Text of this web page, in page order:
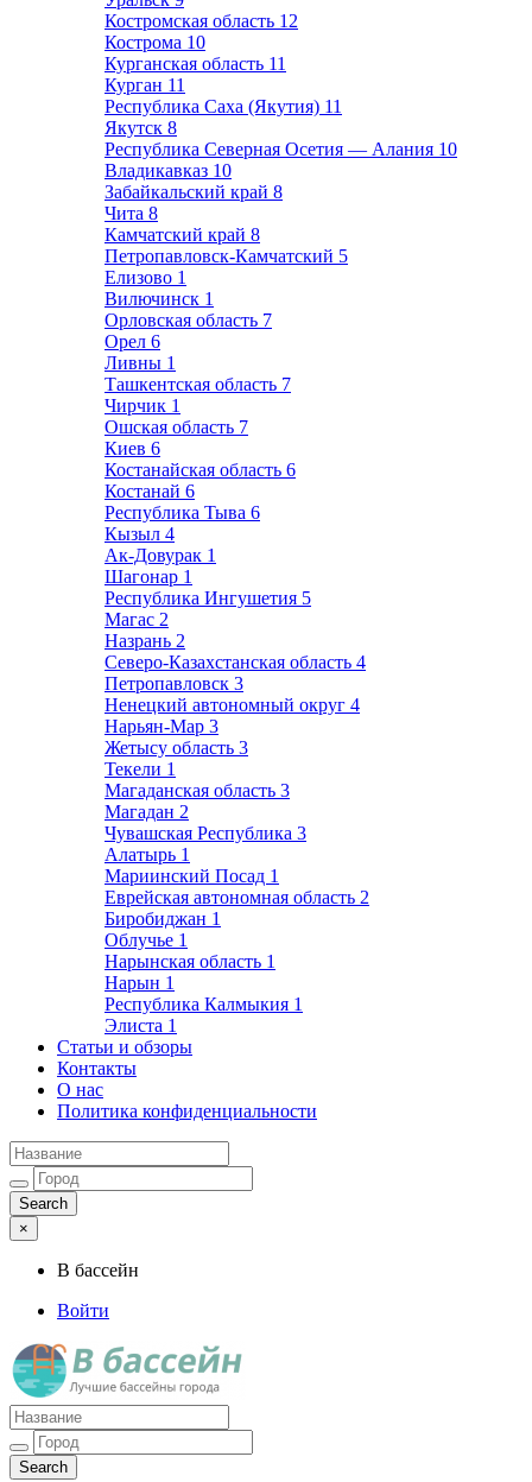
Костромская область 12
Кострома 10
Курганская область 11
Курган 11
Республика Саха (Якутия) 11
Якутск 8
Республика Северная Осетия — Алания 10
Владикавказ 10
Забайкальский край 8
Чита 8
Камчатский край 8
Петропавловск-Камчатский 5
Елизово 1
Вилючинск 1
Орловская область 7
Орел 6
Ливны 1
Ташкентская область 7
Чирчик 1
Ошская область 7
Киев 6
Костанайская область 6
Костанай 6
Республика Тыва 6
Кызыл 4
Ак-Довурак 1
Шагонар 1
Республика Ингушетия 5
Магас 2
Назрань 2
Северо-Казахстанская область 4
Петропавловск 3
Ненецкий автономный округ 4
Нарьян-Мар 3
Жетысу область 3
Текели 1
Магаданская область 3
Магадан 2
Чувашская Республика 3
Алатырь 1
Мариинский Посад 1
Еврейская автономная область 2
Биробиджан 1
Облучье 1
Нарынская область 1
Нарын 1
Республика Калмыкия 1
Элиста 1
Статьи и обзоры
Контакты
О нас
Политика конфиденциальности
×
В бассейн
Войти
Лучшие бассейны города